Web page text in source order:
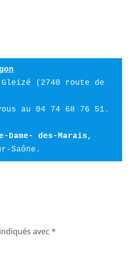
Gleizé (2740 route de
des-Marais,
Saône.
avec*